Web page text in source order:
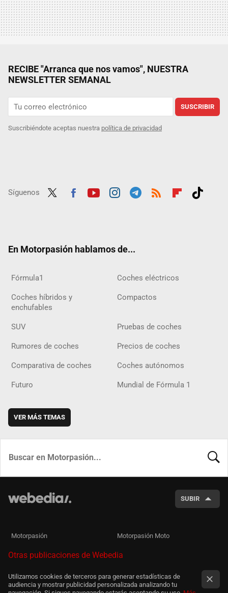
RECIBE "Arranca que nos vamos", NUESTRA
NEWSLETTER SEMANAL
SUSCRIBIR
Suscribiéndote aceptas nuestra política de privacidad
Síguenos
En Motorpasión hablamos de...
Fórmula1 Coches eléctricos
Coches híbridos y
enchufables
Compactos
SUV Pruebas de coches
Rumores de coches Precios de coches
Comparativa de coches Coches autónomos
Futuro Mundial de Fórmula 1
VER MÁS TEMAS
SUBIR
Motorpasión Motorpasión Moto
Otras publicaciones de Webedia
Utilizamos cookies de terceros para generar estadísticas de
audiencia y mostrar publicidad personalizada analizando tu